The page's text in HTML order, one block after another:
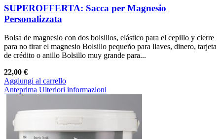
SUPEROFFERTA: Sacca per Magnesio
Personalizzata
Bolsa de magnesio con dos bolsillos, elástico para el cepillo y cierre
para no tirar el magnesio Bolsillo pequeño para llaves, dinero, tarjeta
de crédito o anillo Bolsillo muy grande para...
22,00 €
Aggiungi al carrello
Anteprima Ulteriori informazioni